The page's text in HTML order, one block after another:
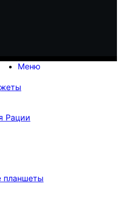
Меню
Рации
планшеты